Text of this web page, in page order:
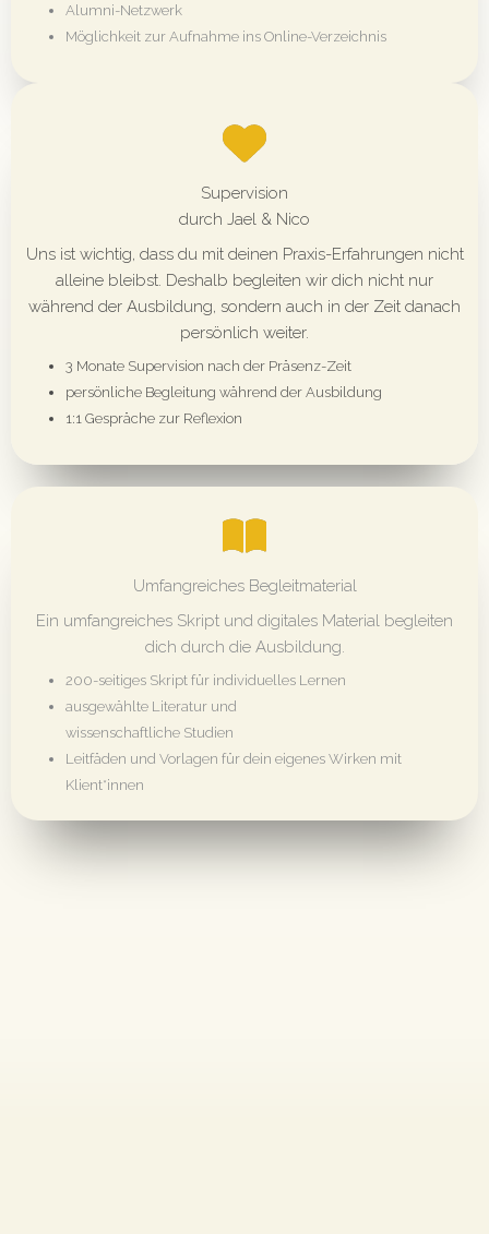
Alumni-Netzwerk
Möglichkeit zur Aufnahme ins Online-Verzeichnis
Supervision
durch Jael & Nico
Uns ist wichtig, dass du mit deinen Praxis-Erfahrungen nicht
alleine bleibst. Deshalb begleiten wir dich nicht nur
während der Ausbildung, sondern auch in der Zeit danach
persönlich weiter.
3 Monate Supervision nach der Präsenz-Zeit
persönliche Begleitung während der Ausbildung
1:1 Gespräche zur Reflexion
Umfangreiches Begleitmaterial
Ein umfangreiches Skript und digitales Material begleiten
dich durch die Ausbildung.
200-seitiges Skript für individuelles Lernen
ausgewählte Literatur und
wissenschaftliche Studien
Leitfäden und Vorlagen für dein eigenes Wirken mit
Klient*innen